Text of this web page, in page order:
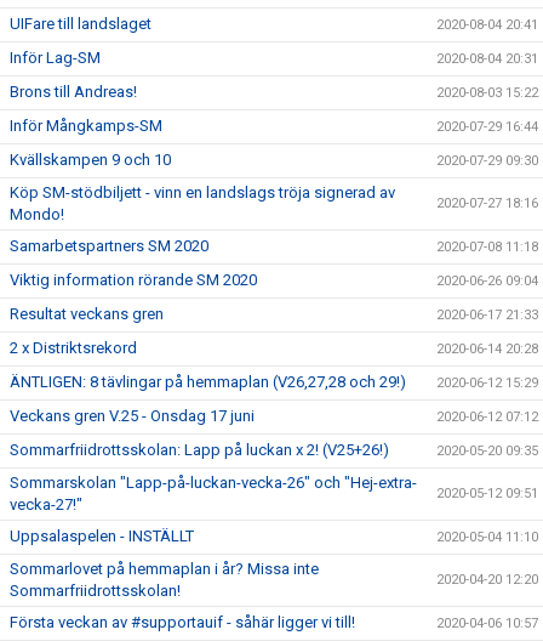
UIFare till landslaget 2020-08-04 20:41
Inför Lag-SM 2020-08-04 20:31
Brons till Andreas! 2020-08-03 15:22
Inför Mångkamps-SM 2020-07-29 16:44
Kvällskampen 9 och 10 2020-07-29 09:30
Köp SM-stödbiljett - vinn en landslags tröja signerad av
Mondo!
2020-07-27 18:16
Samarbetspartners SM 2020 2020-07-08 11:18
Viktig information rörande SM 2020 2020-06-26 09:04
Resultat veckans gren 2020-06-17 21:33
2 x Distriktsrekord 2020-06-14 20:28
ÄNTLIGEN: 8 tävlingar på hemmaplan (V26,27,28 och 29!) 2020-06-12 15:29
Veckans gren V.25 - Onsdag 17 juni 2020-06-12 07:12
Sommarfriidrottsskolan: Lapp på luckan x 2! (V25+26!) 2020-05-20 09:35
Sommarskolan "Lapp-på-luckan-vecka-26" och "Hej-extra-
vecka-27!"
2020-05-12 09:51
Uppsalaspelen - INSTÄLLT 2020-05-04 11:10
Sommarlovet på hemmaplan i år? Missa inte
Sommarfriidrottsskolan!
2020-04-20 12:20
Första veckan av #supportauif - såhär ligger vi till! 2020-04-06 10:57